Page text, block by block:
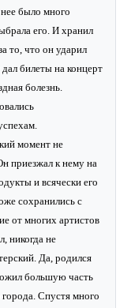
было много
его. И хранил
то, что он ударил
билеты на концерт
болезнь.
момент не
приезжал к нему на
и всячески его
сохранились с
от многих артистов
никогда не
Да, родился
большую часть
города. Спустя много